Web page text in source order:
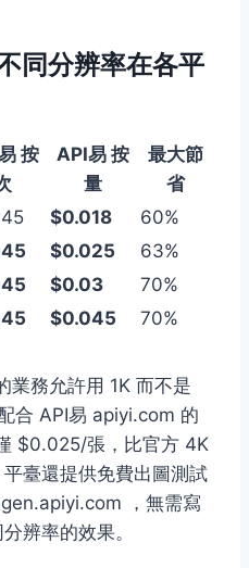
同分辨率在各平
按
API易 按
量
最大節
省
$0.018
60%
$0.025
63%
$0.03
70%
$0.045 70%
業務允許用 1K 而不是
合 API易 apiyi.com 的
$0.025/張，比官方 4K
臺還提供免費出圖測試
，無需寫
辨率的效果。